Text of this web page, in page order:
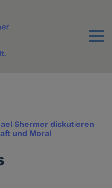
Menu
Shermer diskutieren
und Moral